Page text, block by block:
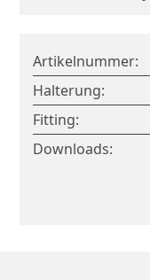
Artikelnummer:
Halterung:
Fitting:
Downloads: